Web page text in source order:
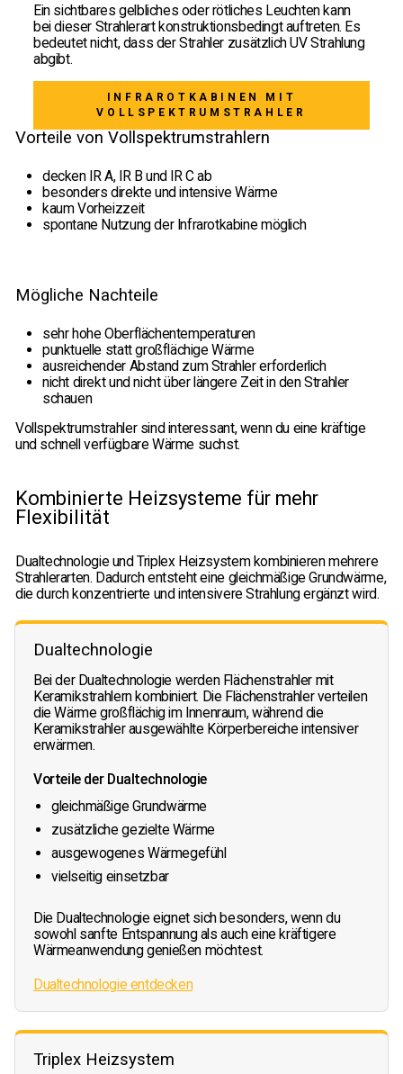
Ein sichtbares gelbliches oder rötliches Leuchten kann
bei dieser Strahlerart konstruktionsbedingt auftreten. Es
bedeutet nicht, dass der Strahler zusätzlich UV Strahlung
abgibt.
INFRAROTKABINEN MIT
VOLLSPEKTRUMSTRAHLER
Vorteile von Vollspektrumstrahlern
decken IR A, IR B und IR C ab
besonders direkte und intensive Wärme
kaum Vorheizzeit
spontane Nutzung der Infrarotkabine möglich
Mögliche Nachteile
sehr hohe Oberflächentemperaturen
punktuelle statt großflächige Wärme
ausreichender Abstand zum Strahler erforderlich
nicht direkt und nicht über längere Zeit in den Strahler
schauen
Vollspektrumstrahler sind interessant, wenn du eine kräftige
und schnell verfügbare Wärme suchst.
Kombinierte Heizsysteme für mehr
Flexibilität
Dualtechnologie und Triplex Heizsystem kombinieren mehrere
Strahlerarten. Dadurch entsteht eine gleichmäßige Grundwärme,
die durch konzentrierte und intensivere Strahlung ergänzt wird.
Dualtechnologie
Bei der Dualtechnologie werden Flächenstrahler mit
Keramikstrahlern kombiniert. Die Flächenstrahler verteilen
die Wärme großflächig im Innenraum, während die
Keramikstrahler ausgewählte Körperbereiche intensiver
erwärmen.
Vorteile der Dualtechnologie
gleichmäßige Grundwärme
zusätzliche gezielte Wärme
ausgewogenes Wärmegefühl
vielseitig einsetzbar
Die Dualtechnologie eignet sich besonders, wenn du
sowohl sanfte Entspannung als auch eine kräftigere
Wärmeanwendung genießen möchtest.
Dualtechnologie entdecken
Triplex Heizsystem